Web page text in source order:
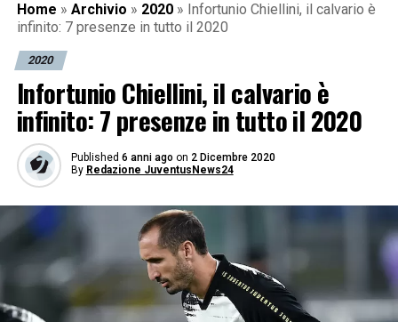
Home » Archivio » 2020 » Infortunio Chiellini, il calvario è
infinito: 7 presenze in tutto il 2020
2020
Infortunio Chiellini, il calvario è
infinito: 7 presenze in tutto il 2020
Published 6 anni ago on 2 Dicembre 2020
By Redazione JuventusNews24